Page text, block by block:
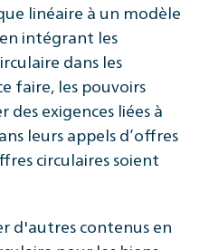
linéaire à un modèle
intégrant les
dans les
faire, les pouvoirs
exigences liées à
leurs appels d’offres
circulaires soient
d'autres contenus en